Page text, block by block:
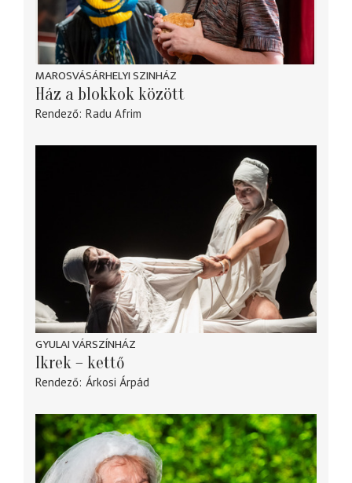
MAROSVÁSÁRHELYI SZINHÁZ
Ház a blokkok között
Rendező Radu Afrim
GYULAI VÁRSZÍNHÁZ
Ikrek – kettő
Rendező Árkosi Árpád